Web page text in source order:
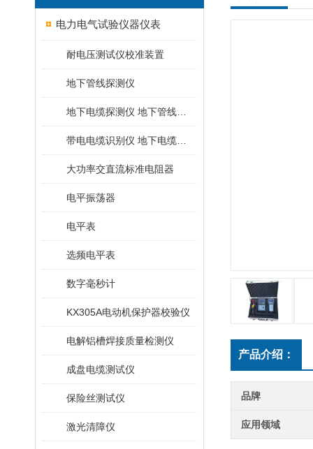
电力电气试验仪器仪表
耐电压测试仪校准装置
地下管线探测仪
大功率交直流标准电阻器
电平振荡器
电平表
选频电平表
数字毫秒计
KX305A电动机保护器校验仪
电解铝槽焊接质量检测仪
成盘电缆测试仪
保险丝测试仪
激光清障仪
产品介绍：
品牌
应用领域